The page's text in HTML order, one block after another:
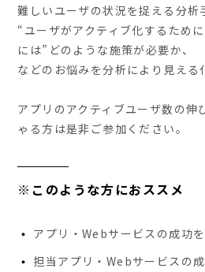
難しいユーザの状況を捉える分析
“ユーザがアクティブ化するため
には”どのような施策が必要か、
などのお悩みを分析により見える
アプリのアクティブユーザ数の伸
ゃる方は是非ご参加ください。
※このような方におススメ
アプリ・Webサービスの成功
担当アプリ・Webサービスの